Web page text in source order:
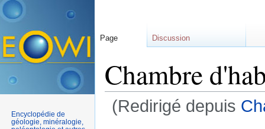
Chambre
(Redirigé depuis
Page Discussion
Encyclopédie de
géologie, minéralogie,